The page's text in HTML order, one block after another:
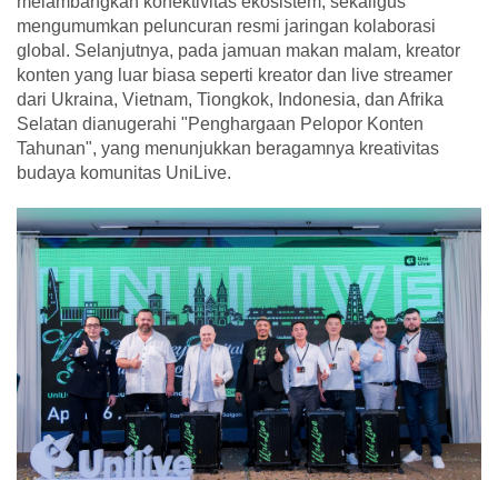
mengumumkan peluncuran resmi jaringan kolaborasi
global. Selanjutnya, pada jamuan makan malam, kreator
konten yang luar biasa seperti kreator dan live streamer
dari Ukraina, Vietnam, Tiongkok, Indonesia, dan Afrika
Selatan dianugerahi "Penghargaan Pelopor Konten
Tahunan", yang menunjukkan beragamnya kreativitas
budaya komunitas UniLive.